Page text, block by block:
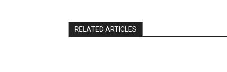
RELATED ARTICLES